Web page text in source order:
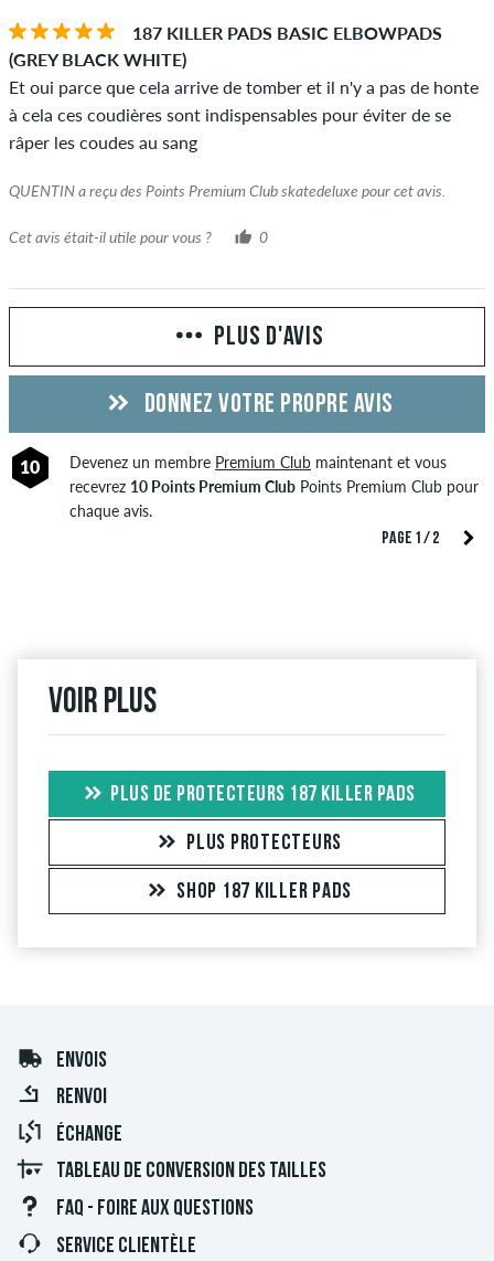
187 KILLER PADS BASIC ELBOWPADS
(GREY BLACK WHITE)
Et oui parce que cela arrive de tomber et il n'y a pas de honte
à cela ces coudières sont indispensables pour éviter de se
râper les coudes au sang
QUENTIN a reçu des Points Premium Club skatedeluxe pour cet avis.
Cet avis était-il utile pour vous ? 0
PAGE 1 / 2
PLUS D'AVIS
DONNEZ VOTRE PROPRE AVIS
10 Devenez un membre Premium Clubmaintenant et vous
recevrez 10 Points Premium ClubPoints Premium Club pour
chaque avis.
Voir plus
PLUS DE PROTECTEURS 187 KILLER PADS
PLUS PROTECTEURS
SHOP 187 KILLER PADS
ENVOIS
RENVOI
ÉCHANGE
TABLEAU DE CONVERSION DES TAILLES
FAQ - FOIRE AUX QUESTIONS
SERVICE CLIENTÈLE